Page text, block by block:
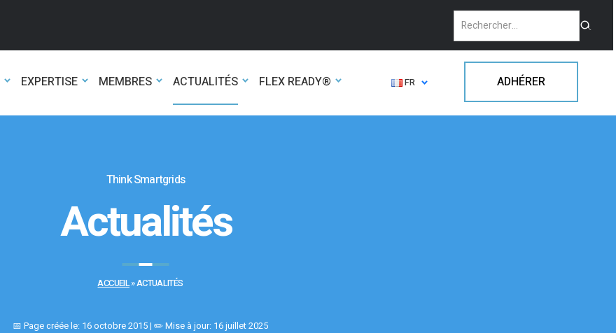
EXPERTISE MEMBRES ACTUALITÉS FLEX READY® FR ADHÉRER
Think Smartgrids
Actualités
ACCUEIL»ACTUALITÉS
📅 Page créée le: 16 octobre 2015 | ✏️ Mise à jour: 16 juillet 2025